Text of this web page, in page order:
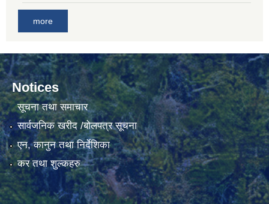
more
Notices
सूचना तथा समाचार
सार्वजनिक खरीद /बोलपत्र सूचना
एन, कानुन तथा निर्देशिका
कर तथा शुल्कहरु